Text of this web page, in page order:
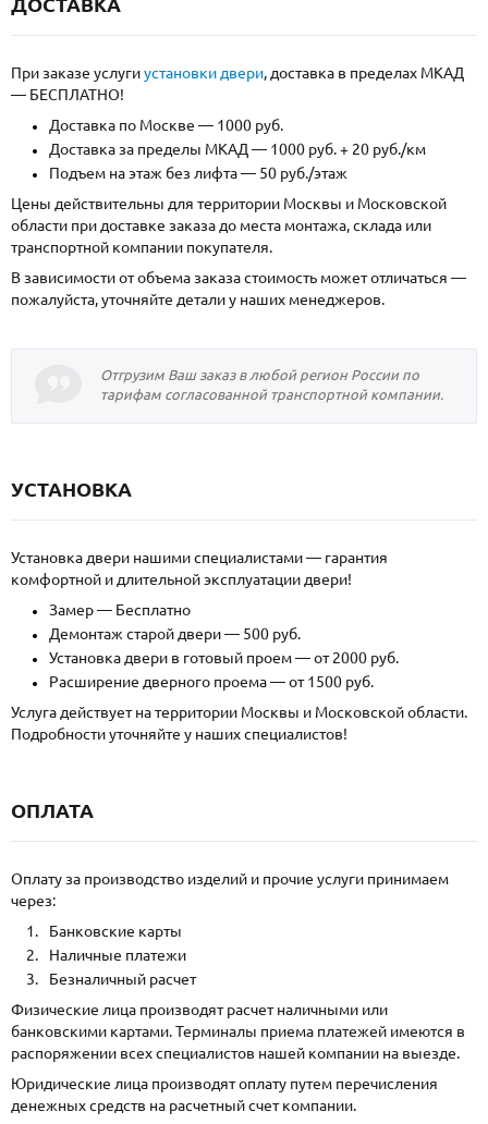
При заказе услугиустановки двери, доставка в пределах МКАД
— БЕСПЛАТНО!
Доставка по Москве — 1000 руб.
Доставка за пределы МКАД — 1000 руб. + 20 руб./км
Подъем на этаж без лифта — 50 руб./этаж
Цены действительны для территории Москвы и Московской
области при доставке заказа до места монтажа, склада или
транспортной компании покупателя.
В зависимости от объема заказа стоимость может отличаться —
пожалуйста, уточняйте детали у наших менеджеров.
Отгрузим Ваш заказ в любой регион России по
тарифам согласованной транспортной компании.
УСТАНОВКА
Установка двери нашими специалистами — гарантия
комфортной и длительной эксплуатации двери!
Замер — Бесплатно
Демонтаж старой двери — 500 руб.
Установка двери в готовый проем — от 2000 руб.
Расширение дверного проема — от 1500 руб.
Услуга действует на территории Москвы и Московской области.
Подробности уточняйте у наших специалистов!
ОПЛАТА
Оплату за производство изделий и прочие услуги принимаем
через:
Банковские карты
Наличные платежи
Безналичный расчет
Физические лица производят расчет наличными или
банковскими картами. Терминалы приема платежей имеются в
распоряжении всех специалистов нашей компании на выезде.
Юридические лица производят оплату путем перечисления
денежных средств на расчетный счет компании.